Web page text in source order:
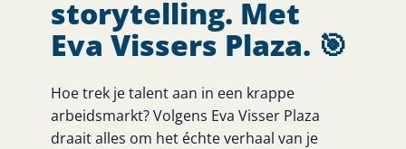
storytelling. Met
Eva Vissers Plaza. 🎯
Hoe trek je talent aan in een krappe
arbeidsmarkt? Volgens Eva Visser Plaza
draait alles om het échte verhaal van je